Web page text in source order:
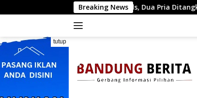
ke
Breaking News
di Threads, Dua Pria Ditangkap Polda Jabar
tutup